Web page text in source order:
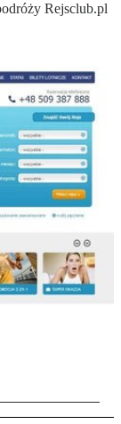
Rejsclub.pl